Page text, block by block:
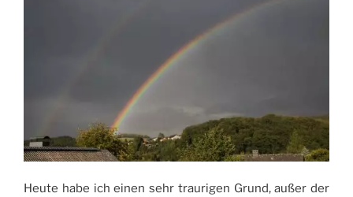
Heute habe ich einen sehr traurigen Grund, außer der